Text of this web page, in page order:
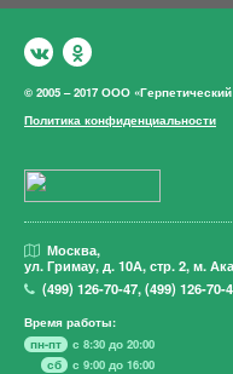
© 2005 – 2017 ООО
Политика конфиденциальности
Москва,
ул. Гримау, д. 10А, стр. 2, м.
(499)126-70-47,(499)126-70-
Время работы:
пн-пт
с 8:30 до 20:00
сб
с 9:00 до 16:00